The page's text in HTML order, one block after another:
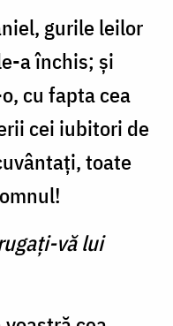
gurile leilor
a închis; şi
cu fapta cea
cei iubitori de
toate
vă lui